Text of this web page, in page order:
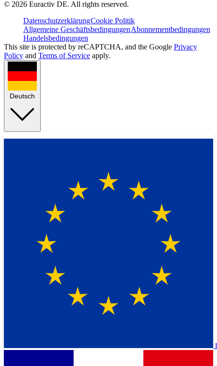
© 2026 Euractiv DE. All rights reserved.
DatenschutzerklärungCookie Politik
Allgemeine GeschäftsbedingungenAbonnementbedingungen
Handelsbedingungen
This site is protected by reCAPTCHA, and the Google Privacy
Policy and Terms of Service apply.
Deutsch